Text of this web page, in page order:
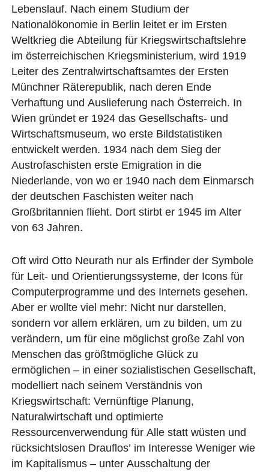
Lebenslauf. Nach einem Studium der
Nationalökonomie in Berlin leitet er im Ersten
Weltkrieg die Abteilung für Kriegswirtschaftslehre
im österreichischen Kriegsministerium, wird 1919
Leiter des Zentralwirtschaftsamtes der Ersten
Münchner Räterepublik, nach deren Ende
Verhaftung und Auslieferung nach Österreich. In
Wien gründet er 1924 das Gesellschafts- und
Wirtschaftsmuseum, wo erste Bildstatistiken
entwickelt werden. 1934 nach dem Sieg der
Austrofaschisten erste Emigration in die
Niederlande, von wo er 1940 nach dem Einmarsch
der deutschen Faschisten weiter nach
Großbritannien flieht. Dort stirbt er 1945 im Alter
von 63 Jahren.
Oft wird Otto Neurath nur als Erfinder der Symbole
für Leit- und Orientierungssysteme, der Icons für
Computerprogramme und des Internets gesehen.
Aber er wollte viel mehr: Nicht nur darstellen,
sondern vor allem erklären, um zu bilden, um zu
verändern, um für eine möglichst große Zahl von
Menschen das größtmögliche Glück zu
ermöglichen – in einer sozialistischen Gesellschaft,
modelliert nach seinem Verständnis von
Kriegswirtschaft: Vernünftige Planung,
Naturalwirtschaft und optimierte
Ressourcenverwendung für Alle statt wüsten und
rücksichtslosen Drauflos’ im Interesse Weniger wie
im Kapitalismus – unter Ausschaltung der